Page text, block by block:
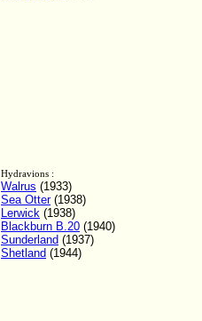
Hydravions :
Walrus (1933)
Sea Otter(1938)
Lerwick (1938)
Blackburn B.20 (1940)
Sunderland (1937)
Shetland (1944)